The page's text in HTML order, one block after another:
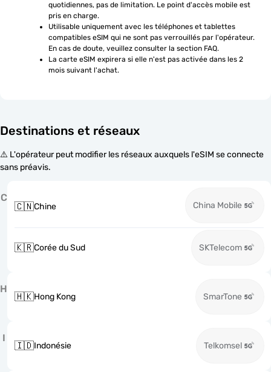
quotidiennes, pas de limitation. Le point d'accès mobile est
pris en charge.
Utilisable uniquement avec les téléphones et tablettes
compatibles eSIM qui ne sont pas verrouillés par l'opérateur.
En cas de doute, veuillez consulter la section FAQ.
La carte eSIM expirera si elle n'est pas activée dans les 2
mois suivant l'achat.
Destinations et réseaux
⚠️ L'opérateur peut modifier les réseaux auxquels l'eSIM se connecte
sans préavis.
C
🇨🇳Chine China Mobile
🇰🇷Corée du Sud SKTelecom
H
🇭🇰Hong Kong SmarTone
I
🇮🇩Indonésie Telkomsel